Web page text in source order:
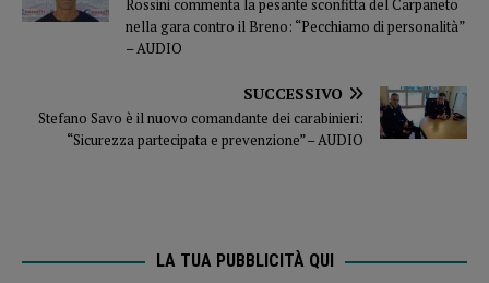
Rossini commenta la pesante sconfitta del Carpaneto
nella gara contro il Breno: “Pecchiamo di personalità”
– AUDIO
SUCCESSIVO
Stefano Savo è il nuovo comandante dei carabinieri:
“Sicurezza partecipata e prevenzione” – AUDIO
LA TUA PUBBLICITÀ QUI